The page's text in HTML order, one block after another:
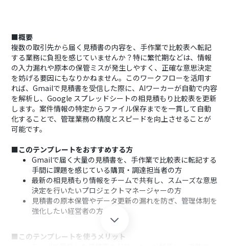
■概要
複数の取引先から届く見積書の内容を、手作業で比較表へ転記
する業務に負担を感じていませんか？特に繁忙期などは、情報
の入力漏れや原本の保管ミスが発生しやすく、正確な意思決定
を妨げる要因にもなりかねません。このワークフローを活用す
れば、Gmailで見積書を受信した際に、AIワーカーが自動で内容
を解析し、Google スプレッドシートの相見積もり比較表を更新
します。案件情報の特定からファイル保存までを一貫して自動
化することで、管理業務の精度とスピードを向上させることが
可能です。
■このテンプレートをおすすめする方
Gmailで届く大量の見積書を、手作業で比較表に転記する
手間に課題を感じている購買・調達担当者の方
最新の相見積もり情報をチームで共有し、スムーズな意思
決定を行いたいプロジェクトマネージャーの方
見積書の原本保管やデータ更新の漏れを防ぎ、管理体制を
強化したい経営者の方
■このテンプレートを使うメリット